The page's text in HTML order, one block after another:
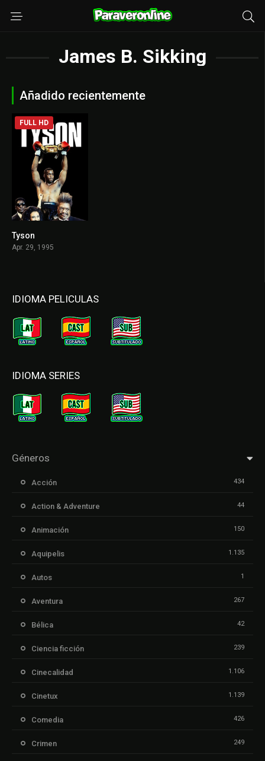
James B. Sikking
Añadido recientemente
FULL HD
Tyson
Apr. 29, 1995
IDIOMA PELICULAS
IDIOMA SERIES
Géneros
Acción 434
Action & Adventure 44
Animación 150
Aquipelis 1.135
Autos 1
Aventura 267
Bélica 42
Ciencia ficción 239
Cinecalidad 1.106
Cinetux 1.139
Comedia 426
Crimen 249